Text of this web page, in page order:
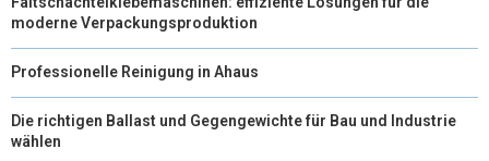
moderne Verpackungsproduktion
Professionelle Reinigung in Ahaus
Die richtigen Ballast und Gegengewichte für Bau und Industrie
wählen